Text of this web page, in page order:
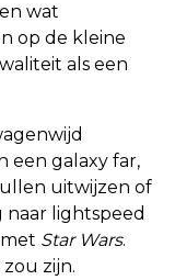
wat
op de kleine
als een
een galaxy far,
uitwijzen of
lightspeed
Star Wars.
zijn.